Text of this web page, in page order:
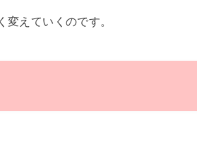
えていくのです。